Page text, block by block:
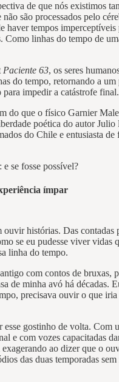
de que nós existimos
são processados pelo
haver tempos imperceptíveis
Como linhas do tempo de
Paciente 63, os seres
do tempo, retornando a um
para impedir a catástrofe final.
do que o físico Garnier
poética do autor Julio
do Chile e entusiasta de
se fosse possível?
ímpar
ouvir histórias. Das contadas
se eu pudesse viver vidas
linha do tempo.
com contos de bruxas,
de minha avó há décadas.
precisava ouvir o que
esse gostinho de volta. Com
e com vozes capacitadas
exagerando ao dizer que o
das duas temporadas